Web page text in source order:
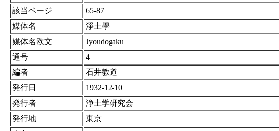
該当ページ
65-87
媒体名
淨土學
媒体名欧文
Jyoudogaku
通号
4
編者
石井教道
発行日
1932-12-10
発行者
浄土学研究会
発行地
東京